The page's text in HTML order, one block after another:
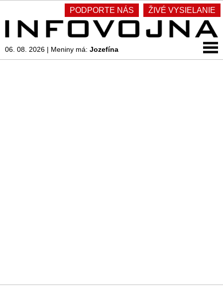
PODPORTE NÁS ŽIVÉ VYSIELANIE
06. 08. 2026 | Meniny má: Jozefína